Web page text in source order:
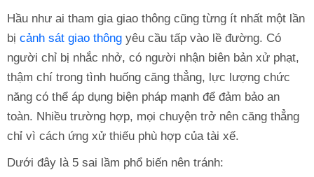
Hầu như ai tham gia giao thông cũng từng ít nhất một lần
bị cảnh sát giao thông yêu cầu tấp vào lề đường. Có
người chỉ bị nhắc nhở, có người nhận biên bản xử phạt,
thậm chí trong tình huống căng thẳng, lực lượng chức
năng có thể áp dụng biện pháp mạnh để đảm bảo an
toàn. Nhiều trường hợp, mọi chuyện trở nên căng thẳng
chỉ vì cách ứng xử thiếu phù hợp của tài xế.
Dưới đây là 5 sai lầm phổ biến nên tránh: